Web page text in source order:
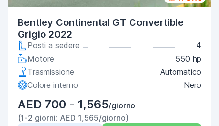
Bentley Continental GT Convertible
Grigio 2022
Posti a sedere
4
Motore
550 hp
Trasmissione
Automatico
Colore interno
Nero
AED 700 - 1,565/giorno
(1-2 giorni: AED 1,565/giorno)